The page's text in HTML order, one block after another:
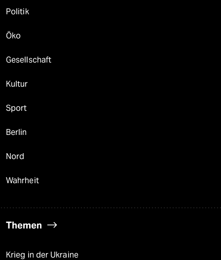
Politik
Öko
Gesellschaft
Kultur
Sport
Berlin
Nord
Wahrheit
Themen
Krieg in der Ukraine